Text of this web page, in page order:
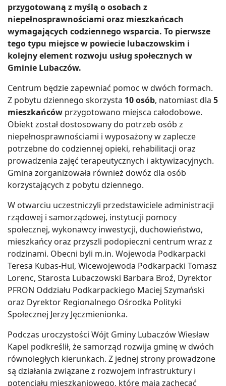
przygotowaną z myślą o osobach z
niepełnosprawnościami oraz mieszkańcach
wymagających codziennego wsparcia. To pierwsze
tego typu miejsce w powiecie lubaczowskim i
kolejny element rozwoju usług społecznych w
Gminie Lubaczów.
Centrum będzie zapewniać pomoc w dwóch formach.
Z pobytu dziennego skorzysta 10 osób, natomiast dla 5
mieszkańców przygotowano miejsca całodobowe.
Obiekt został dostosowany do potrzeb osób z
niepełnosprawnościami i wyposażony w zaplecze
potrzebne do codziennej opieki, rehabilitacji oraz
prowadzenia zajęć terapeutycznych i aktywizacyjnych.
Gmina zorganizowała również dowóz dla osób
korzystających z pobytu dziennego.
W otwarciu uczestniczyli przedstawiciele administracji
rządowej i samorządowej, instytucji pomocy
społecznej, wykonawcy inwestycji, duchowieństwo,
mieszkańcy oraz przyszli podopieczni centrum wraz z
rodzinami. Obecni byli m.in. Wojewoda Podkarpacki
Teresa Kubas-Hul, Wicewojewoda Podkarpacki Tomasz
Lorenc, Starosta Lubaczowski Barbara Broź, Dyrektor
PFRON Oddziału Podkarpackiego Maciej Szymański
oraz Dyrektor Regionalnego Ośrodka Polityki
Społecznej Jerzy Jęczmienionka.
Podczas uroczystości Wójt Gminy Lubaczów Wiesław
Kapel podkreślił, że samorząd rozwija gminę w dwóch
równoległych kierunkach. Z jednej strony prowadzone
są działania związane z rozwojem infrastruktury i
potencjału mieszkaniowego, które mają zachęcać